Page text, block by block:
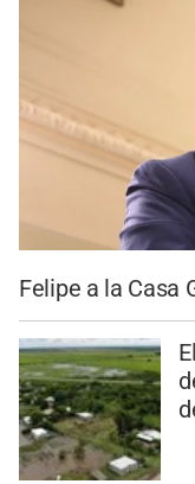
Felipe a la Casa